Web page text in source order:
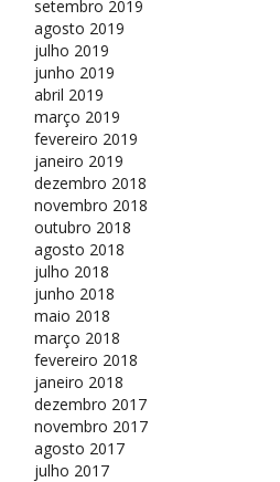
setembro 2019
agosto 2019
julho 2019
junho 2019
abril 2019
março 2019
fevereiro 2019
janeiro 2019
dezembro 2018
novembro 2018
outubro 2018
agosto 2018
julho 2018
junho 2018
maio 2018
março 2018
fevereiro 2018
janeiro 2018
dezembro 2017
novembro 2017
agosto 2017
julho 2017